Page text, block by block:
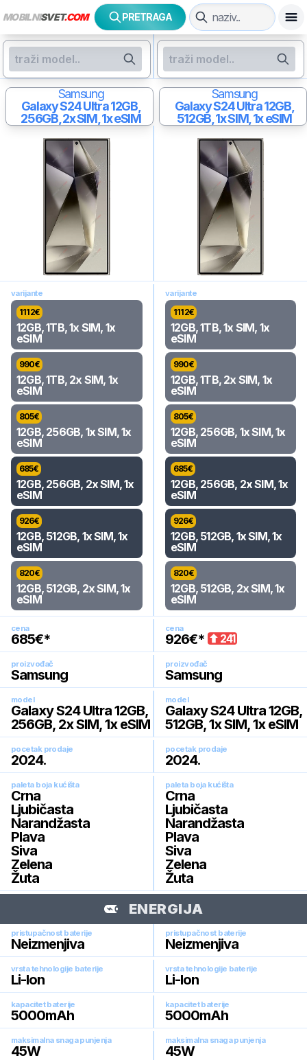
MOBILNISVET.COM PRETRAGA
Samsung
Galaxy S24 Ultra12GB,
256GB, 2x SIM, 1x eSIM
Samsung
Galaxy S24 Ultra12GB,
512GB, 1x SIM, 1x eSIM
varijante
1112€
12GB, 1TB, 1x SIM, 1x
eSIM
990€
12GB, 1TB, 2x SIM, 1x
eSIM
805€
12GB, 256GB, 1x SIM, 1x
eSIM
685€
12GB, 256GB, 2x SIM, 1x
eSIM
926€
12GB, 512GB, 1x SIM, 1x
eSIM
820€
12GB, 512GB, 2x SIM, 1x
eSIM
varijante
1112€
12GB, 1TB, 1x SIM, 1x
eSIM
990€
12GB, 1TB, 2x SIM, 1x
eSIM
805€
12GB, 256GB, 1x SIM, 1x
eSIM
685€
12GB, 256GB, 2x SIM, 1x
eSIM
926€
12GB, 512GB, 1x SIM, 1x
eSIM
820€
12GB, 512GB, 2x SIM, 1x
eSIM
cena
685€*
cena
926€* 241
proizvođač
Samsung
proizvođač
Samsung
model
Galaxy S24 Ultra 12GB,
256GB, 2x SIM, 1x eSIM
model
Galaxy S24 Ultra 12GB,
512GB, 1x SIM, 1x eSIM
pocetak prodaje
2024.
pocetak prodaje
2024.
paleta boja kućišta
Crna
Ljubičasta
Narandžasta
Plava
Siva
Zelena
Žuta
paleta boja kućišta
Crna
Ljubičasta
Narandžasta
Plava
Siva
Zelena
Žuta
ENERGIJA
pristupačnost baterije
Neizmenjiva
pristupačnost baterije
Neizmenjiva
vrsta tehnologije baterije
Li-Ion
vrsta tehnologije baterije
Li-Ion
kapacitet baterije
5000mAh
kapacitet baterije
5000mAh
maksimalna snaga punjenja
45W
maksimalna snaga punjenja
45W